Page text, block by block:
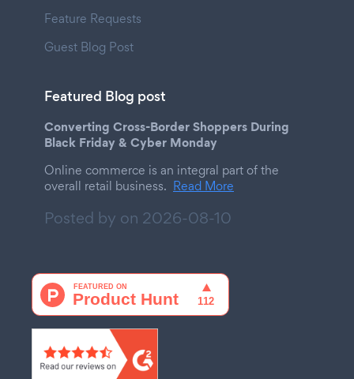
Feature Requests
Guest Blog Post
Featured Blog post
Converting Cross-Border Shoppers During
Black Friday & Cyber Monday
Online commerce is an integral part of the
overall retail business. Read More
Posted by on 2026-08-10